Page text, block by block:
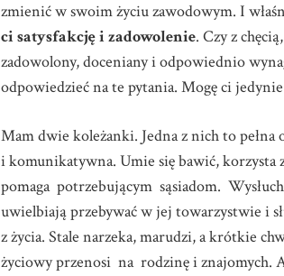
zmienić w swoim życiu zawodowym. I
ci satysfakcję i zadowolenie. Czy z
zadowolony, doceniany i odpowiednio
odpowiedzieć na te pytania. Mogę ci
Mam dwie koleżanki. Jedna z nich to
i komunikatywna. Umie się bawić, korzysta
pomaga potrzebującym sąsiadom.
uwielbiają przebywać w jej towarzystwie i
z życia. Stale narzeka, marudzi, a krótkie
życiowy przenosi na rodzinę i znajomych. A